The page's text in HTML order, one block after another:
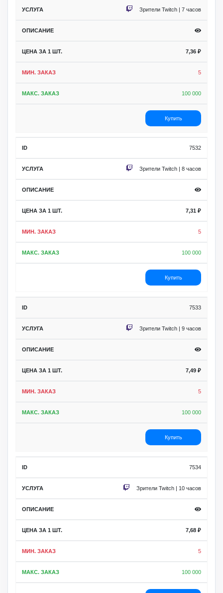
Зрители Twitch | 7 часов
7,36 ₽
5
100 000
Купить
7532
Зрители Twitch | 8 часов
7,31 ₽
5
100 000
Купить
7533
Зрители Twitch | 9 часов
7,49 ₽
5
100 000
Купить
7534
Зрители Twitch | 10 часов
7,68 ₽
5
100 000